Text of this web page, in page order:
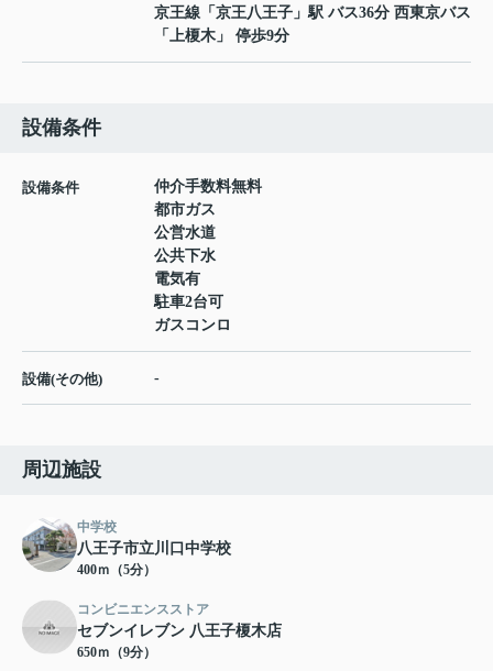
京王線 「 京王八王子 」駅 バス36分 西東京バス
「上榎木」 停歩9分
設備条件
設備条件
仲介手数料無料
都市ガス
公営水道
公共下水
電気有
駐車2台可
ガスコンロ
設備(その他) -
周辺施設
中学校
八王子市立川口中学校
400ｍ（5分）
コンビニエンスストア
セブンイレブン 八王子榎木店
650ｍ（9分）